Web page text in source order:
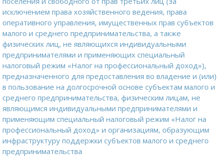
исключением права хозяйственного ведения, права
оперативного управления, имущественных прав субъектов
малого и среднего предпринимательства, а также
физических лиц, не являющихся индивидуальными
предпринимателями и применяющих специальный
налоговый режим «Налог на профессиональный доход»),
предназначенного для предоставления во владение и (или)
в пользование на долгосрочной основе субъектам малого и
среднего предпринимательства, физическим лицам, не
являющимся индивидуальными предпринимателями и
применяющим специальный налоговый режим «Налог на
профессиональный доход» и организациям, образующим
инфраструктуру поддержки субъектов малого и среднего
предпринимательства